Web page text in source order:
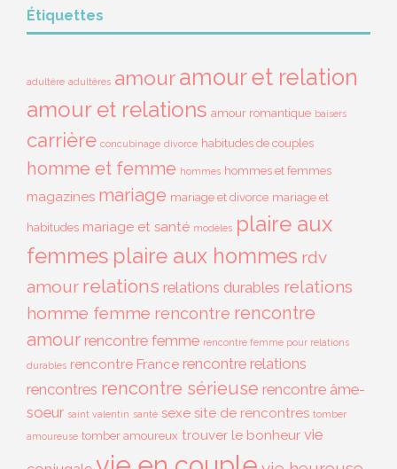
Étiquettes
adultère adultères amouramour et relation
amour et relations amour romantique baisers
carrière concubinage divorce habitudes de couples
homme et femme hommes hommes et femmes
magazines mariage mariage et divorce mariage et
habitudes mariage et santé modèles plaire aux
femmes plaire aux hommes rdv
amour relations relations durables relations
homme femme rencontre rencontre
amour rencontre femme rencontre femme pour relations
durables rencontre France rencontre relations
rencontres rencontre sérieuse rencontre âme-
soeur saint valentin santé sexe site de rencontres tomber
amoureuse tomber amoureux trouver le bonheur vie